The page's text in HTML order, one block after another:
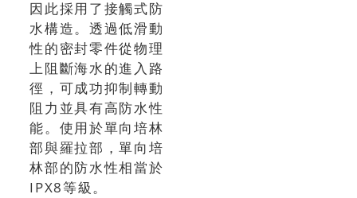
因此採用了接觸式防
水構造。透過低滑動
性的密封零件從物理
上阻斷海水的進入路
徑，可成功抑制轉動
阻力並具有高防水性
能。使用於單向培林
部與羅拉部，單向培
林部的防水性相當於
IPX8等級。